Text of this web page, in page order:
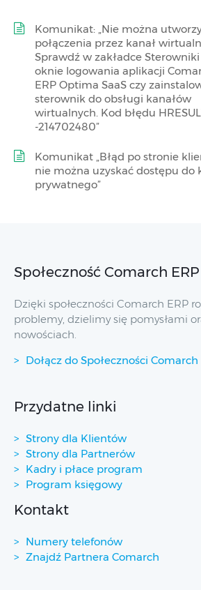
Komunikat: „Nie można
połączenia przez kanał
Sprawdź w zakładce
oknie logowania aplikacji
ERP Optima SaaS czy
sterownik do obsługi kanałów
wirtualnych. Kod błędu
-214702480”
Komunikat „Błąd po stronie
nie można uzyskać dostępu do
prywatnego”
Społeczność Comarch ERP
Dzięki społeczności Comarch ERP
problemy, dzielimy się pomysłami
nowościach.
Dołącz do Społeczności Comarch
Przydatne linki
Strony dla Klientów
Strony dla Partnerów
Kadry i płace program
Program księgowy
Kontakt
Numery telefonów
Znajdź Partnera Comarch